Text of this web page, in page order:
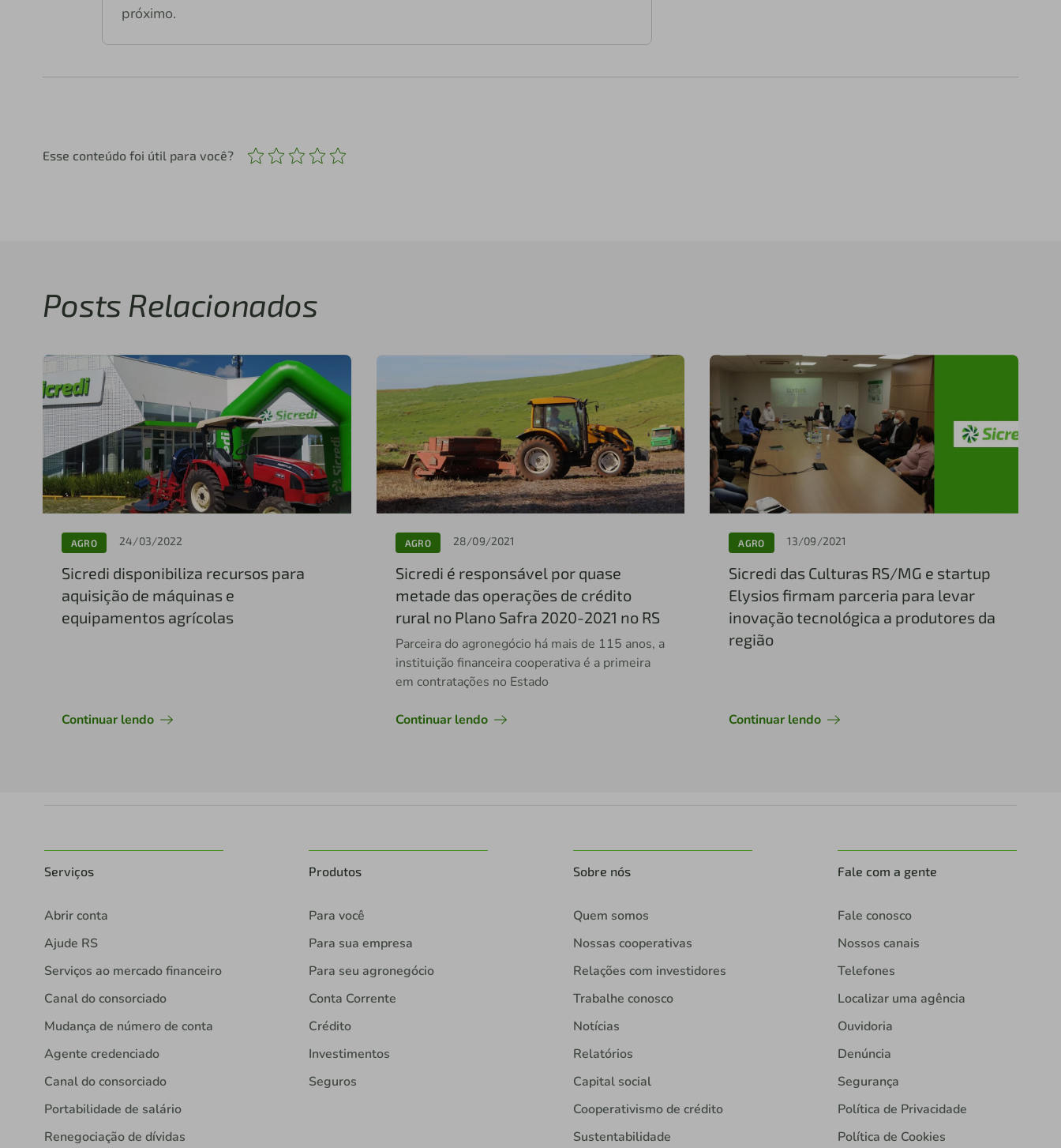
próximo.
Esse conteúdo foi útil para você?
Posts Relacionados
AGRO 24/03/2022
Sicredi disponibiliza recursos para
aquisição de máquinas e
equipamentos agrícolas
Continuar lendo
AGRO 28/09/2021
Sicredi é responsável por quase
metade das operações de crédito
rural no Plano Safra 2020-2021 no RS
Parceira do agronegócio há mais de 115 anos, a
instituição financeira cooperativa é a primeira
em contratações no Estado
Continuar lendo
AGRO 13/09/2021
Sicredi das Culturas RS/MG e startup
Elysios firmam parceria para levar
inovação tecnológica a produtores da
região
Continuar lendo
Serviços
Abrir conta
Ajude RS
Serviços ao mercado financeiro
Canal do consorciado
Mudança de número de conta
Agente credenciado
Canal do consorciado
Portabilidade de salário
Renegociação de dívidas
Produtos
Para você
Para sua empresa
Para seu agronegócio
Conta Corrente
Crédito
Investimentos
Seguros
Sobre nós
Quem somos
Nossas cooperativas
Relações com investidores
Trabalhe conosco
Notícias
Relatórios
Capital social
Cooperativismo de crédito
Sustentabilidade
Fale com a gente
Fale conosco
Nossos canais
Telefones
Localizar uma agência
Ouvidoria
Denúncia
Segurança
Política de Privacidade
Política de Cookies